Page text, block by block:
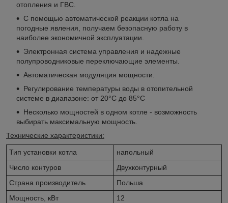
отопления и ГВС.
С помощью автоматической реакции котла на
погодные явления, получаем безопасную работу в
наиболее экономичной эксплуатации.
Электронная система управления и надежные
полупроводниковые переключающие элементы.
Автоматическая модуляция мощности.
Регулирование температуры воды в отопительной
системе в диапазоне: oт 20°C дo 85°C
Несколько мощностей в одном котле - возможность
выбирать максимальную мощность.
Технические характеристики:
Тип установки котла
напольный
Число контуров
Двухконтурный
Страна производитель
Польша
Мощность, кВт
12